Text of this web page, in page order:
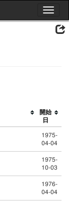
Toggle
開始
日
1975-
04-04
1975-
10-03
1976-
04-04